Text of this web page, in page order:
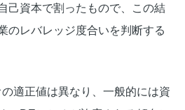
己資本で割ったもので、この結
のレバレッジ度合いを判断する
適正値は異なり、一般的には資